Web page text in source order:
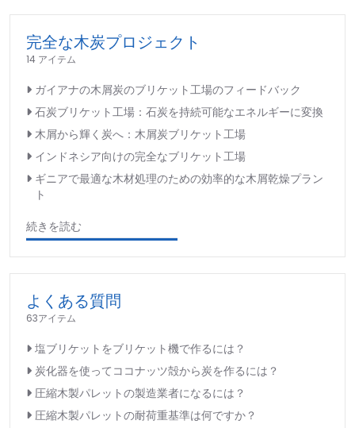
完全な木炭プロジェクト
14 アイテム
ガイアナの木屑炭のブリケット工場のフィードバック
石炭ブリケット工場：石炭を持続可能なエネルギーに変換
木屑から輝く炭へ：木屑炭ブリケット工場
インドネシア向けの完全なブリケット工場
ギニアで最適な木材処理のための効率的な木屑乾燥プラン
ト
続きを読む
よくある質問
63アイテム
塩ブリケットをブリケット機で作るには？
炭化器を使ってココナッツ殻から炭を作るには？
圧縮木製パレットの製造業者になるには？
圧縮木製パレットの耐荷重基準は何ですか？